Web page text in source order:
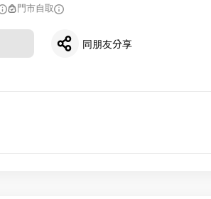
門市自取
同朋友分享